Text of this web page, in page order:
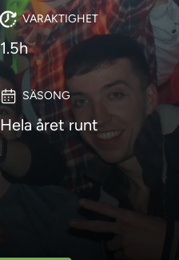
VARAKTIGHET
1.5h
SÄSONG
Hela året runt